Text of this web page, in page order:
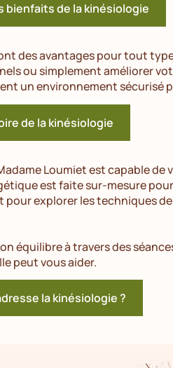
bienfaits de la kinésiologie
des avantages pour tout
ou simplement améliorer
un environnement sécurisé
de la kinésiologie
Loumiet est capable de
est faite sur-mesure
explorer les techniques
équilibre à travers des
peut vous aider.
la kinésiologie ?